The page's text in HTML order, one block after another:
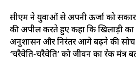
सीएम ने युवाओं से अपनी ऊर्जा को
की अपील करते हुए कहा कि खिलाड़ी का
अनुशासन और निरंतर आगे बढ़ने की सोच
‘चरैवेति-चरैवेति’ को जीवन का प्रेरक मंत्र